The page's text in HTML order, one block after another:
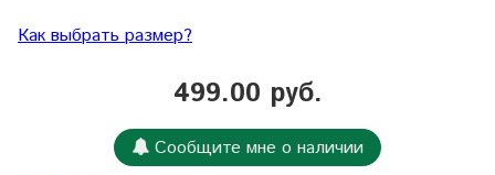
Как выбрать размер?
499.00 руб.
Сообщите мне о наличии